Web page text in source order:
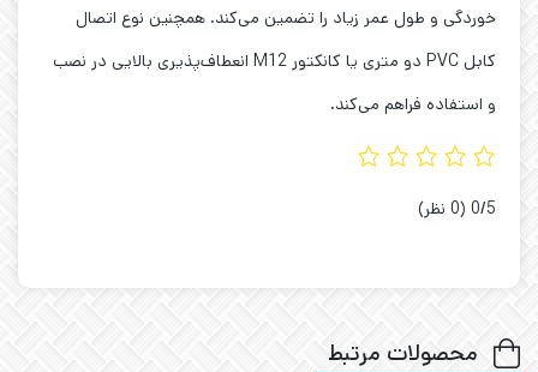
خوردگی و طول عمر زیاد را تضمین می‌کند. همچنین نوع اتصال
کابل PVC دو متری یا کانکتور M12 انعطاف‌پذیری بالایی در نصب
و استفاده فراهم می‌کند.
‫0/5 ‫(0 نظر)
محصولات مرتبط